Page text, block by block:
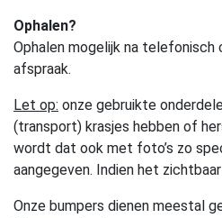
Ophalen?
Ophalen mogelijk na
afspraak.
Let op: onze gebruikte
(transport) krasjes hebben of
wordt dat ook met foto’s zo
aangegeven. Indien het zichtbaar
Onze bumpers dienen meestal